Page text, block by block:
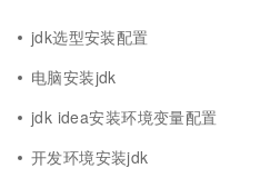
jdk选型安装配置
电脑安装jdk
jdk idea安装环境变量配置
开发环境安装jdk